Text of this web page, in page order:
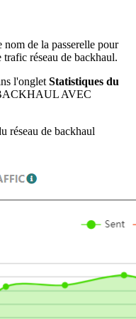
nom de la passerelle pour
réseau de backhaul.
l'onglet Statistiques du
AVEC
réseau de backhaul